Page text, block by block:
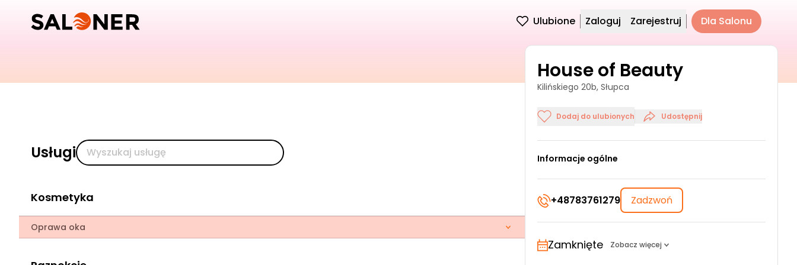
Ulubione Zaloguj Zarejestruj Dla Salonu
Usługi
Kosmetyka
Oprawa oka
House of Beauty
Kilińskiego 20b, Słupca
Dodaj do ulubionych Udostępnij
Informacje ogólne
+48783761279 Zadzwoń
Zamknięte Zobacz więcej